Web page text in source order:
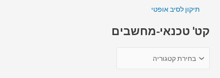
תיקון לסיב אופטי
קט' טכנאי-מחשבים